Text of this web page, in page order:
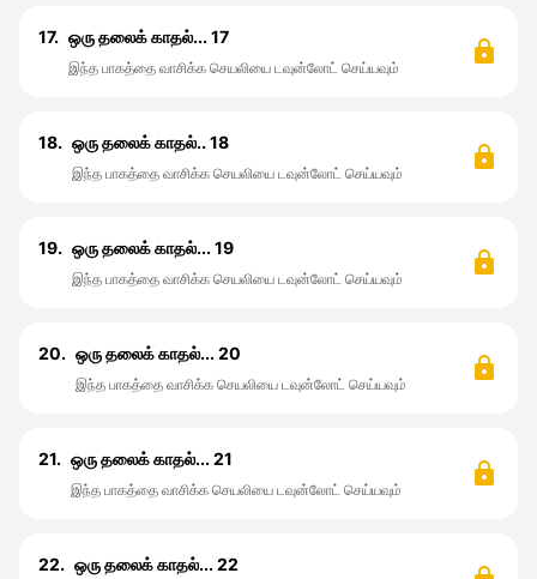
17. ஒரு தலைக் காதல்... 17
இந்த பாகத்தை வாசிக்க செயலியை டவுன்லோட் செய்யவும்
18. ஒரு தலைக் காதல்.. 18
இந்த பாகத்தை வாசிக்க செயலியை டவுன்லோட் செய்யவும்
19. ஒரு தலைக் காதல்... 19
இந்த பாகத்தை வாசிக்க செயலியை டவுன்லோட் செய்யவும்
20. ஒரு தலைக் காதல்... 20
இந்த பாகத்தை வாசிக்க செயலியை டவுன்லோட் செய்யவும்
21. ஒரு தலைக் காதல்... 21
இந்த பாகத்தை வாசிக்க செயலியை டவுன்லோட் செய்யவும்
22. ஒரு தலைக் காதல்... 22